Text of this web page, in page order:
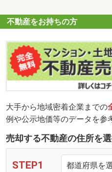
不動産をお持ちの方
大手から地域密着企業までの
例や公示地価等のデータを参
売却する不動産の住所を
STEP1